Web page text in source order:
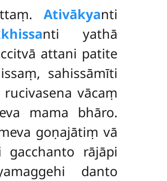
Ativākyanti
nti yathā
attani patite
sahissāmīti
vācaṃ
mama bhāro.
goṇajātiṃ vā
rājāpi
danto